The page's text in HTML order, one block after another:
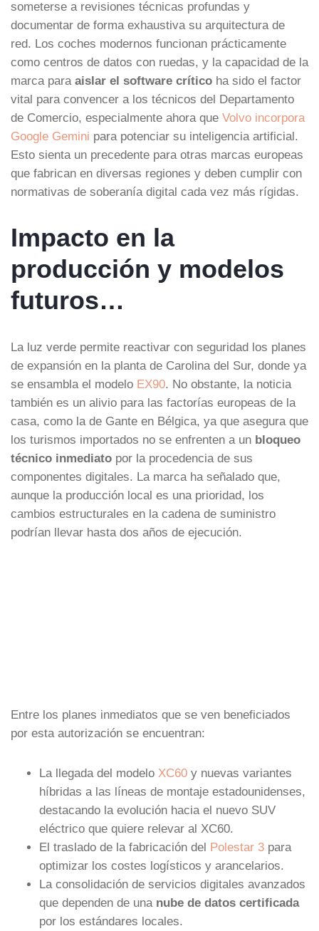
someterse a revisiones técnicas profundas y
documentar de forma exhaustiva su arquitectura de
red. Los coches modernos funcionan prácticamente
como centros de datos con ruedas, y la capacidad de la
marca para aislar el software crítico ha sido el factor
vital para convencer a los técnicos del Departamento
de Comercio, especialmente ahora que Volvo incorpora
Google Gemini para potenciar su inteligencia artificial.
Esto sienta un precedente para otras marcas europeas
que fabrican en diversas regiones y deben cumplir con
normativas de soberanía digital cada vez más rígidas.
Impacto en la
producción y modelos
futuros…
La luz verde permite reactivar con seguridad los planes
de expansión en la planta de Carolina del Sur, donde ya
se ensambla el modelo EX90. No obstante, la noticia
también es un alivio para las factorías europeas de la
casa, como la de Gante en Bélgica, ya que asegura que
los turismos importados no se enfrenten a un bloqueo
técnico inmediato por la procedencia de sus
componentes digitales. La marca ha señalado que,
aunque la producción local es una prioridad, los
cambios estructurales en la cadena de suministro
podrían llevar hasta dos años de ejecución.
Entre los planes inmediatos que se ven beneficiados
por esta autorización se encuentran:
La llegada del modelo XC60 y nuevas variantes
híbridas a las líneas de montaje estadounidenses,
destacando la evolución hacia el nuevo SUV
eléctrico que quiere relevar al XC60.
El traslado de la fabricación del Polestar 3 para
optimizar los costes logísticos y arancelarios.
La consolidación de servicios digitales avanzados
que dependen de una nube de datos certificada
por los estándares locales.